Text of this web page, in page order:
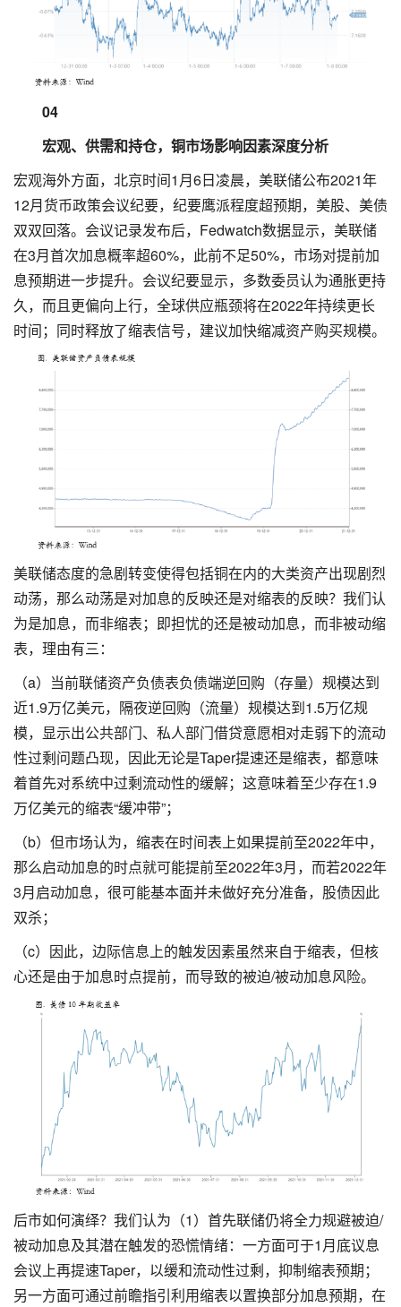
04
宏观、供需和持仓，铜市场影响因素深度分析
宏观海外方面，北京时间1月6日凌晨，美联储公布2021年
12月货币政策会议纪要，纪要鹰派程度超预期，美股、美债
双双回落。会议记录发布后，Fedwatch数据显示，美联储
在3月首次加息概率超60%，此前不足50%，市场对提前加
息预期进一步提升。会议纪要显示，多数委员认为通胀更持
久，而且更偏向上行，全球供应瓶颈将在2022年持续更长
时间；同时释放了缩表信号，建议加快缩减资产购买规模。
美联储态度的急剧转变使得包括铜在内的大类资产出现剧烈
动荡，那么动荡是对加息的反映还是对缩表的反映？我们认
为是加息，而非缩表；即担忧的还是被动加息，而非被动缩
表，理由有三：
（a）当前联储资产负债表负债端逆回购（存量）规模达到
近1.9万亿美元，隔夜逆回购（流量）规模达到1.5万亿规
模，显示出公共部门、私人部门借贷意愿相对走弱下的流动
性过剩问题凸现，因此无论是Taper提速还是缩表，都意味
着首先对系统中过剩流动性的缓解；这意味着至少存在1.9
万亿美元的缩表“缓冲带”；
（b）但市场认为，缩表在时间表上如果提前至2022年中，
那么启动加息的时点就可能提前至2022年3月，而若2022年
3月启动加息，很可能基本面并未做好充分准备，股债因此
双杀；
（c）因此，边际信息上的触发因素虽然来自于缩表，但核
心还是由于加息时点提前，而导致的被迫/被动加息风险。
后市如何演绎？我们认为（1）首先联储仍将全力规避被迫/
被动加息及其潜在触发的恐慌情绪：一方面可于1月底议息
会议上再提速Taper，以缓和流动性过剩，抑制缩表预期；
另一方面可通过前瞻指引利用缩表以置换部分加息预期，在